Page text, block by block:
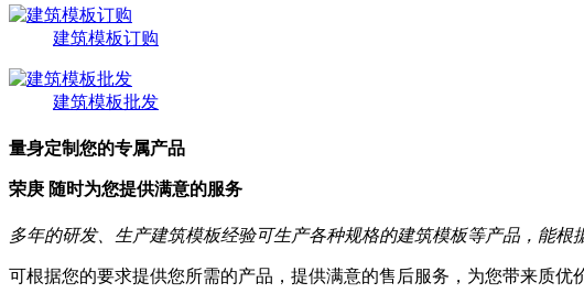
建筑模板订购
建筑模板批发
量身定制您的专属产品
荣庚 随时为您提供满意的服务
多年的研发、生产建筑模板经验可生产各种规格的建筑模板等产品，能根
可根据您的要求提供您所需的产品，提供满意的售后服务，为您带来质优